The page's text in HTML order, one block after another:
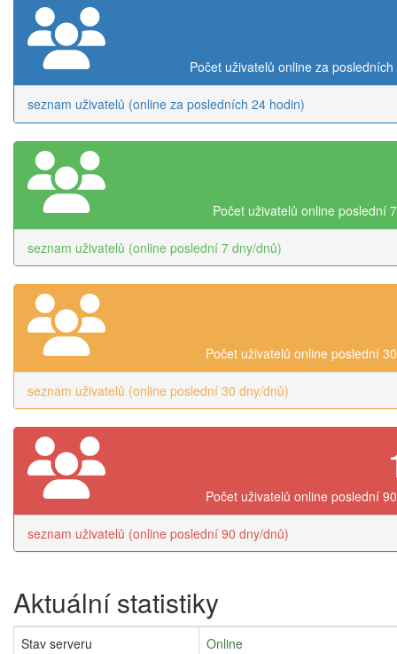
Počet uživatelů online za
seznam uživatelů (online za posledních 24 hodin)
Počet uživatelů online poslední
seznam uživatelů (online poslední 7 dny/dnů)
Počet uživatelů online poslední
seznam uživatelů (online poslední 30 dny/dnů)
Počet uživatelů online poslední
seznam uživatelů (online poslední 90 dny/dnů)
Aktuální statistiky
Stav serveru
Online